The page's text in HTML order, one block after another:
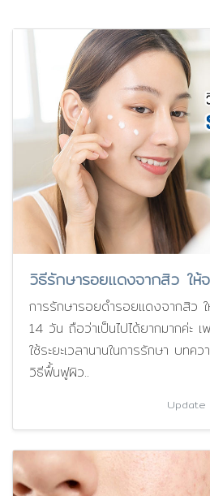
วิธีรักษารอยแดงจากสิว ให้
การรักษารอยดำรอยแดงจากสิว ใ
14 วัน ถือว่าเป็นไปได้ยากมากค่ะ
ใช้ระยะเวลานานในการรักษา บทค
วิธีฟื้นฟูผิว..